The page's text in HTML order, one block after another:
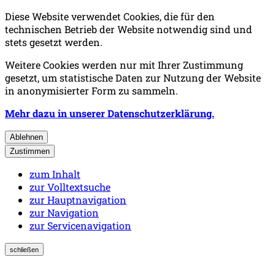
Diese Website verwendet Cookies, die für den
technischen Betrieb der Website notwendig sind und
stets gesetzt werden.
Weitere Cookies werden nur mit Ihrer Zustimmung
gesetzt, um statistische Daten zur Nutzung der Website
in anonymisierter Form zu sammeln.
Mehr dazu in unserer Datenschutzerklärung.
Ablehnen
Zustimmen
zum Inhalt
zur Volltextsuche
zur Hauptnavigation
zur Navigation
zur Servicenavigation
schließen